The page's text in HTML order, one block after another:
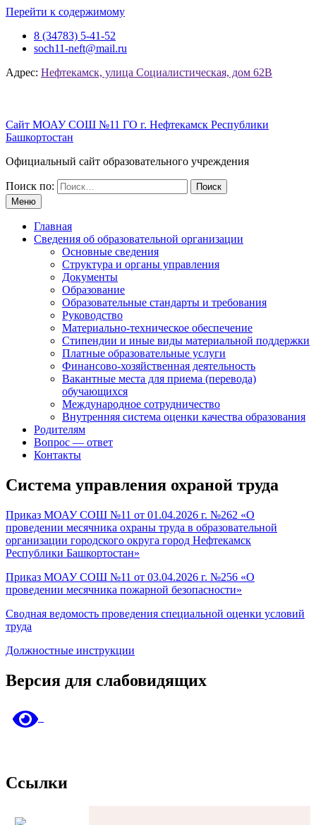
Перейти к содержимому
8 (34783) 5-41-52
soch11-neft@mail.ru
Адрес: Нефтекамск, улица Социалистическая, дом 62В
Сайт МОАУ СОШ №11 ГО г. Нефтекамск Республики
Башкортостан
Официальный сайт образовательного учреждения
Поиск по:
Меню
Главная
Сведения об образовательной организации
Основные сведения
Структура и органы управления
Документы
Образование
Образовательные стандарты и требования
Руководство
Материально-техническое обеспечение
Стипендии и иные виды материальной поддержки
Платные образовательные услуги
Финансово-хозяйственная деятельность
Вакантные места для приема (перевода)
обучающихся
Международное сотрудничество
Внутренняя система оценки качества образования
Родителям
Вопрос — ответ
Контакты
Система управления охраной труда
Приказ МОАУ СОШ №11 от 01.04.2026 г. №262 «О
проведении месячника охраны труда в образовательной
организации городского округа город Нефтекамск
Республики Башкортостан»
Приказ МОАУ СОШ №11 от 03.04.2026 г. №256 «О
проведении месячника пожарной безопасности»
Сводная ведомость проведения специальной оценки условий
труда
Должностные инструкции
Версия для слабовидящих
Ссылки